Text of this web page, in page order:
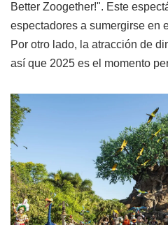
Better Zoogether!". Este
espectadores a sumergirse en
Por otro lado, la atracción de
así que 2025 es el momento